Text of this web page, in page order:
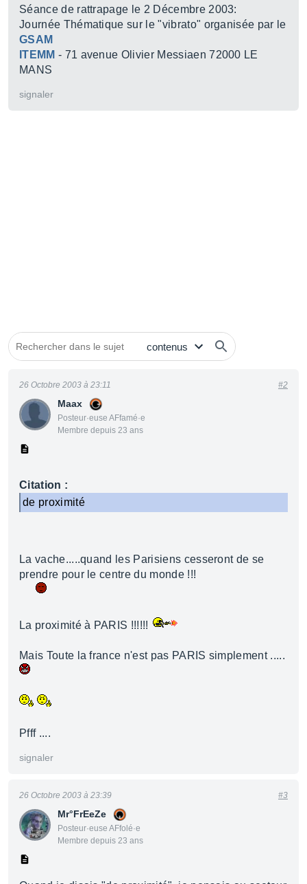
Séance de rattrapage le 2 Décembre 2003:
Journée Thématique sur le "vibrato" organisée par le
GSAM
ITEMM - 71 avenue Olivier Messiaen 72000 LE
MANS
signaler
Maax
Posteur·euse AFfamé·e
Membre depuis 23 ans
26 Octobre 2003 à 23:11 #2
Citation :
de proximité
La vache.....quand les Parisiens cesseront de se
prendre pour le centre du monde !!!
La proximité à PARIS !!!!!!
Mais Toute la france n'est pas PARIS simplement .....
Pfff ....
signaler
Mr°FrEeZe
Posteur·euse AFfolé·e
Membre depuis 23 ans
26 Octobre 2003 à 23:39 #3